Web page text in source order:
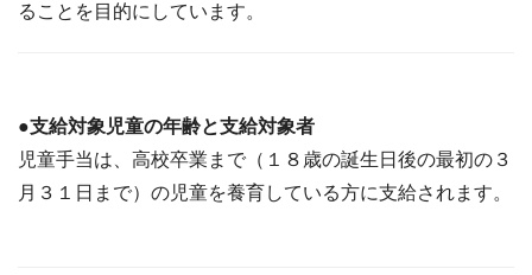
ることを目的にしています。
●支給対象児童の年齢と支給対象者
児童手当は、高校卒業まで（１８歳の誕生日後の最初の３
月３１日まで）の児童を養育している方に支給されます。